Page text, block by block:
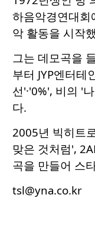
하음악경연대회
악 활동을 시작
그는 데모곡을
부터 JYP엔터테
선'·'0%', 비의 '
다.
2005년 빅히트
맞은 것처럼',
곡을 만들어 스
tsl@yna.co.kr